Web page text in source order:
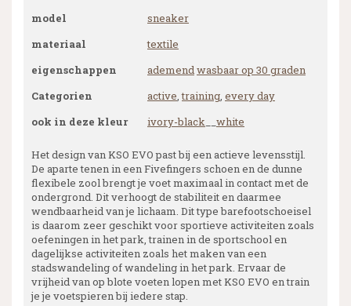
model
sneaker
materiaal
textile
eigenschappen
ademendwasbaar op 30 graden
Categorien
active,training, every day
ook in deze kleur
ivory-black white
Het design van KSO EVO past bij een actieve levensstijl.
De aparte tenen in een Fivefingers schoen en de dunne
flexibele zool brengt je voet maximaal in contact met de
ondergrond. Dit verhoogt de stabiliteit en daarmee
wendbaarheid van je lichaam. Dit type barefootschoeisel
is daarom zeer geschikt voor sportieve activiteiten zoals
oefeningen in het park, trainen in de sportschool en
dagelijkse activiteiten zoals het maken van een
stadswandeling of wandeling in het park. Ervaar de
vrijheid van op blote voeten lopen met KSO EVO en train
je je voetspieren bij iedere stap.